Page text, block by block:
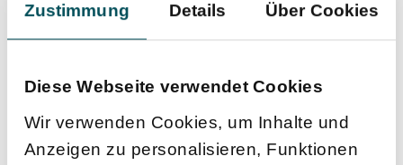
Zustimmung Details Über Cookies
Diese Webseite verwendet Cookies
Wir verwenden Cookies, um Inhalte und
Anzeigen zu personalisieren, Funktionen